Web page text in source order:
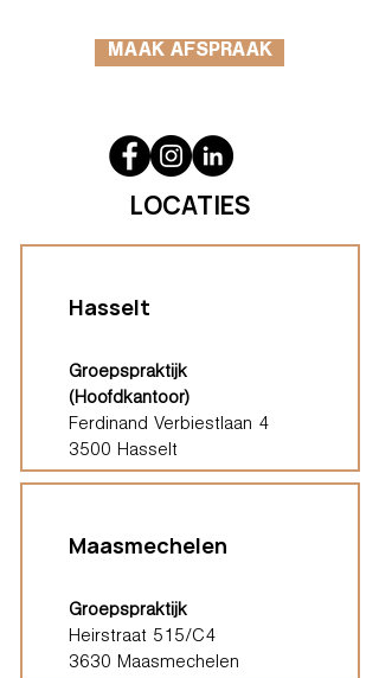
MAAK AFSPRAAK
LOCATIES
Hasselt
Groepspraktijk
(Hoofdkantoor)
Ferdinand Verbiestlaan 4
3500 Hasselt
Maasmechelen
Groepspraktijk
Heirstraat 515/C4
3630 Maasmechelen